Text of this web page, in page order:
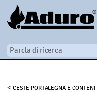
< CESTE PORTALEGNA E